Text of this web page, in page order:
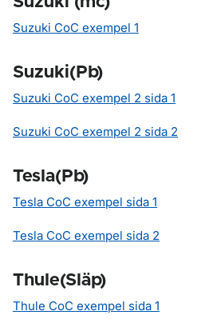
Suzuki CoC exempel 1
Suzuki(Pb)
Suzuki CoC exempel 2 sida 1
Suzuki CoC exempel 2 sida 2
Tesla(Pb)
Tesla CoC exempel sida 1
Tesla CoC exempel sida 2
Thule(Släp)
Thule CoC exempel sida 1